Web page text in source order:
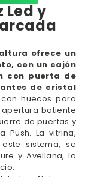
y
ofrece un
con un cajón
con puerta de
de cristal
huecos para
batiente
de puertas y
Push. La vitrina,
sistema, se
y Avellana, lo